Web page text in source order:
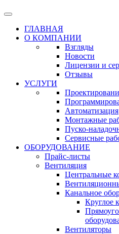
ГЛАВНАЯ
О КОМПАНИИ
Взгляды
Новости
Лицензии и
Отзывы
УСЛУГИ
Автоматизация
Монтажные
Пуско-
Сервисные
ОБОРУДОВАНИЕ
Прайс-листы
Вентиляция
Центральные
Канальное
Круглое
Вентиляторы